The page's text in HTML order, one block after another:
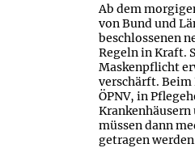
Ab dem
von Bund und
beschlossenen
Regeln in Kraft.
Maskenpflicht
verschärft.
ÖPNV, in
müssen dann
getragen